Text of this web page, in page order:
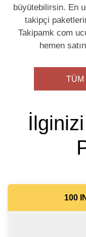
büyütebilirsin. En
takipçi
Takipamk com
hemen
TÜM
100